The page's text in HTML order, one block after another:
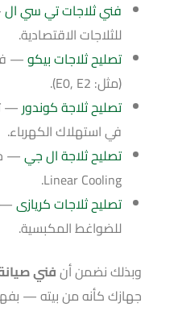
فني ثلاجات تي سي ال
للثلاجات الاقتصادية.
تصليح ثلاجات بيكو—
(مثل: E0, E2).
تصليح ثلاجة كوندور —
في استهلاك الكهرباء.
تصليح ثلاجة ال جي—
Linear Cooling.
تصليح ثلاجات كريازى—
للضواغط المكبسية.
وبذلك نضمن أنفني
جهازك كأنه من بيته —